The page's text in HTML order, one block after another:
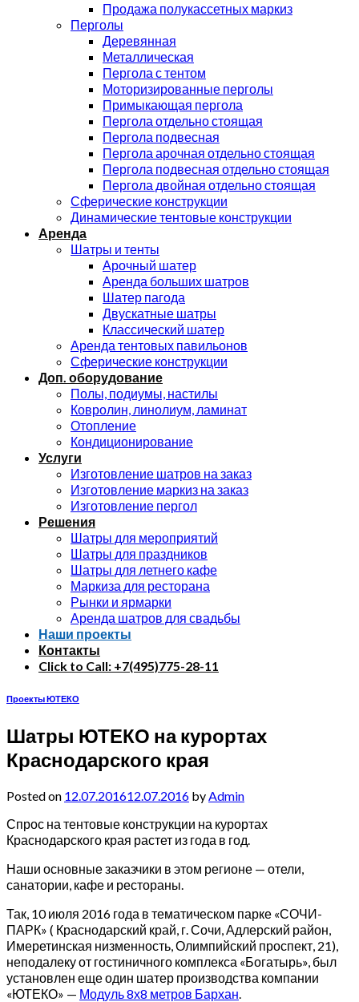
Продажа полукассетных маркиз
Перголы
Деревянная
Металлическая
Пергола с тентом
Моторизированные перголы
Примыкающая пергола
Пергола отдельно стоящая
Пергола подвесная
Пергола арочная отдельно стоящая
Пергола подвесная отдельно стоящая
Пергола двойная отдельно стоящая
Сферические конструкции
Динамические тентовые конструкции
Аренда
Шатры и тенты
Арочный шатер
Аренда больших шатров
Шатер пагода
Двускатные шатры
Классический шатер
Аренда тентовых павильонов
Сферические конструкции
Доп. оборудование
Полы, подиумы, настилы
Ковролин, линолиум, ламинат
Отопление
Кондиционирование
Услуги
Изготовление шатров на заказ
Изготовление маркиз на заказ
Изготовление пергол
Решения
Шатры для мероприятий
Шатры для праздников
Шатры для летнего кафе
Маркиза для ресторана
Рынки и ярмарки
Аренда шатров для свадьбы
Наши проекты
Контакты
Click to Call: +7(495)775-28-11
Проекты ЮТЕКО
Шатры ЮТЕКО на курортах
Краснодарского края
Posted on 12.07.201612.07.2016 byAdmin
Спрос на тентовые конструкции на курортах
Краснодарского края растет из года в год.
Наши основные заказчики в этом регионе — отели,
санатории, кафе и рестораны.
Так, 10 июля 2016 года в тематическом парке «СОЧИ-
ПАРК» ( Краснодарский край, г. Сочи, Адлерский район,
Имеретинская низменность, Олимпийский проспект, 21),
неподалеку от гостиничного комплекса «Богатырь», был
установлен еще один шатер производства компании
«ЮТЕКО» — Модуль 8х8 метров Бархан.